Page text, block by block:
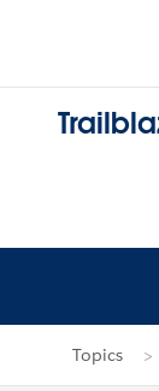
Topics